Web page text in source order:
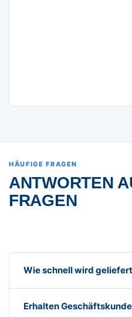
HÄUFIGE FRAGEN
ANTWORTEN
FRAGEN
Wie schnell wird
Erhalten